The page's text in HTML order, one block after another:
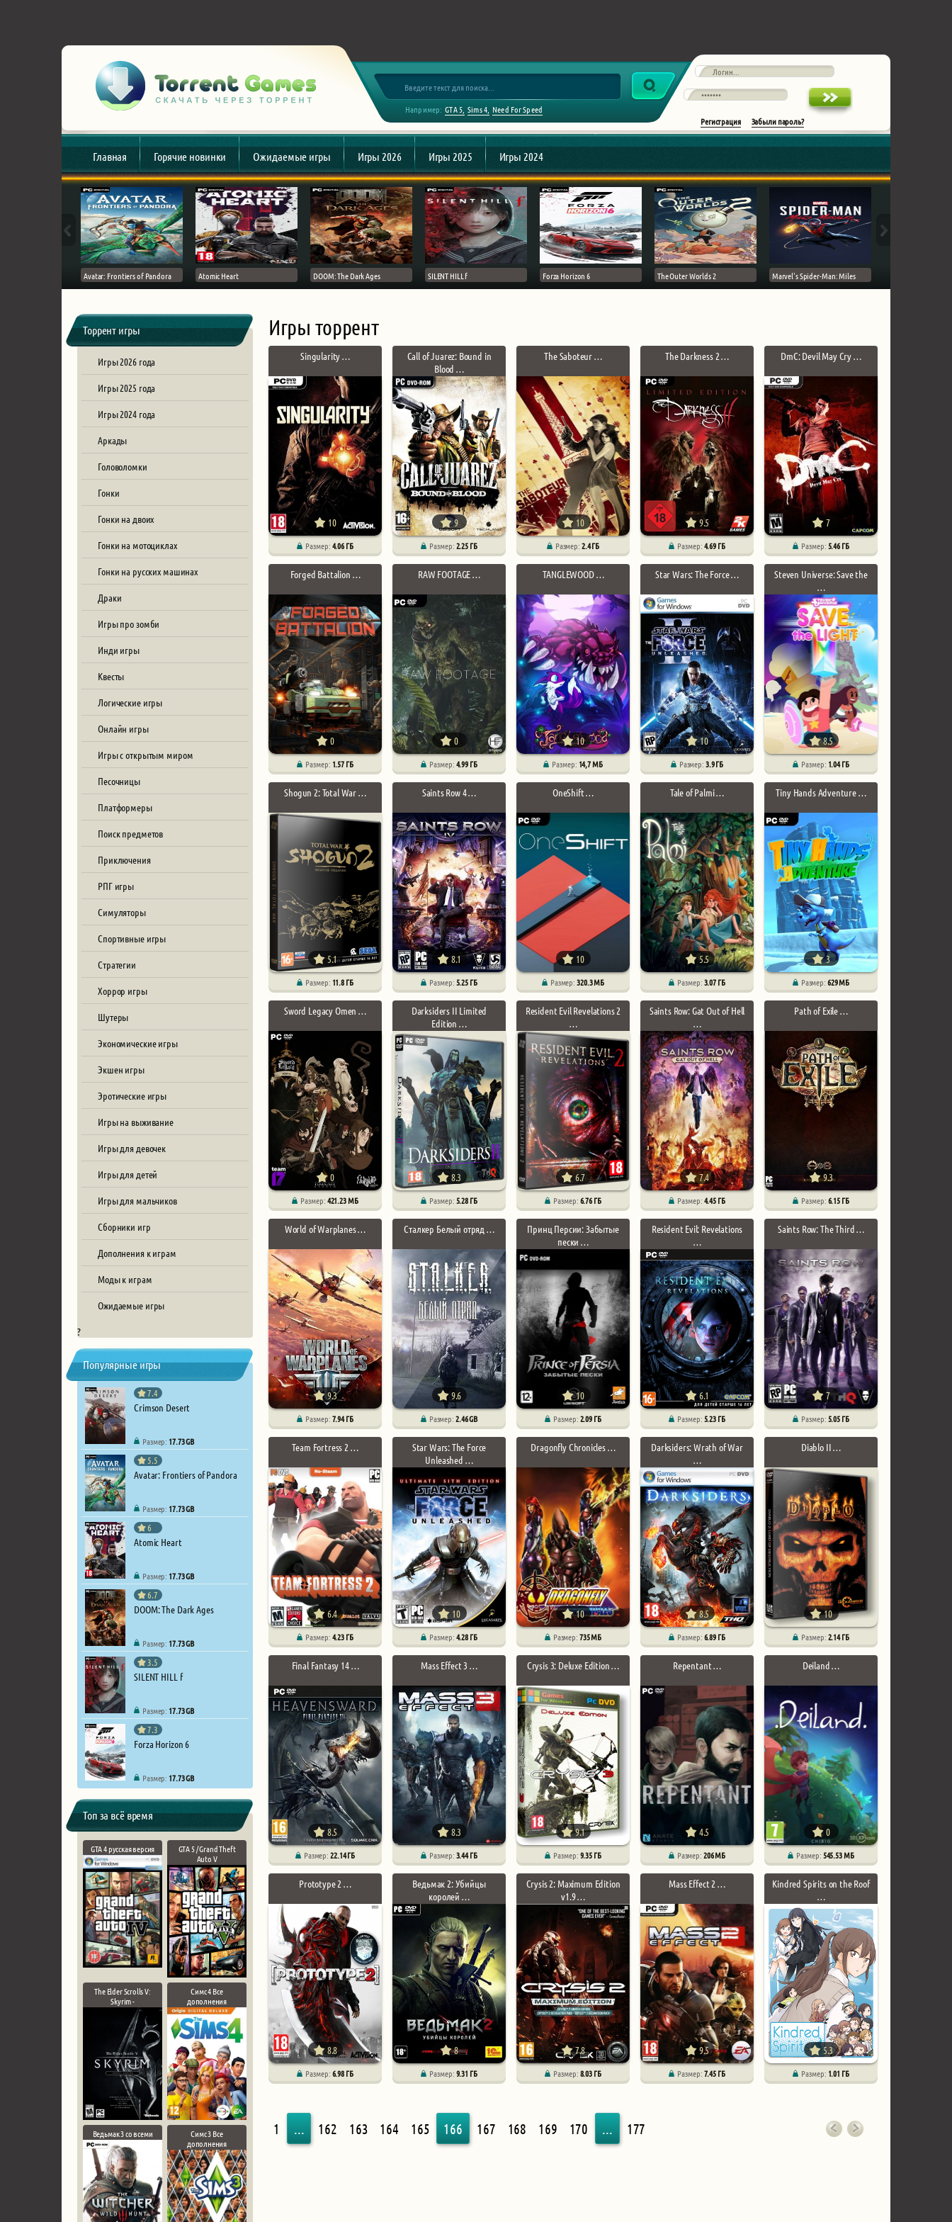
Например: GTA 5 Sims 4 Need For Speed
Регистрация
Забыли пароль?
Главная Горячие новинки Ожидаемые игры Игры 2026 Игры 2025 Игры 2024
Avatar: Frontiers of Pandora Atomic Heart DOOM: The Dark Ages SILENT HILL f Forza Horizon 6 The Outer Worlds 2 Marvel's Spider-Man: Miles
Торрент игры
Игры 2026 года
Игры 2025 года
Игры 2024 года
Аркады
Головоломки
Гонки
Гонки на двоих
Гонки на мотоциклах
Гонки на русских машинах
Драки
Игры про зомби
Инди игры
Квесты
Логические игры
Онлайн игры
Игры с открытым миром
Песочницы
Платформеры
Поиск предметов
Приключения
РПГ игры
Симуляторы
Спортивные игры
Стратегии
Хоррор игры
Шутеры
Экономические игры
Экшен игры
Эротические игры
Игры на выживание
Игры для девочек
Игры для детей
Игры для мальчиков
Сборники игр
Дополнения к играм
Моды к играм
Ожидаемые игры
?
Популярные игры
7.4
Crimson Desert
Размер: 17.73 GB
5.5
Avatar: Frontiers of Pandora
Размер: 17.73 GB
6
Atomic Heart
Размер: 17.73 GB
6.7
DOOM: The Dark Ages
Размер: 17.73 GB
3.5
SILENT HILL f
Размер: 17.73 GB
7.3
Forza Horizon 6
Размер: 17.73 GB
Топ за всё время
GTA 4 русская версия
GTA 5 / Grand Theft
Auto V
The Elder Scrolls V:
Skyrim -
Симс 4 Все
дополнения
Ведьмак 3 со всеми
Симс 3 Все
дополнения
Игры торрент
Singularity …
10
Размер:4.06 ГБ
Call of Juarez: Bound in
Blood …
9
Размер:2.25 ГБ
The Saboteur …
10
Размер:2.4 ГБ
The Darkness 2 …
9.5
Размер:4.69 ГБ
DmC: Devil May Cry …
7
Размер:5.46 ГБ
Forged Battalion …
0
Размер: 1.57 ГБ
RAW FOOTAGE …
0
Размер:4.99 ГБ
TANGLEWOOD …
10
Размер: 14,7 МБ
Star Wars: The Force …
10
Размер:3.9 ГБ
Steven Universe: Save the
…
8.5
Размер: 1.04 ГБ
Shogun 2: Total War …
5.1
Размер: 11.8 ГБ
Saints Row 4 …
8.1
Размер:5.25 ГБ
OneShift …
10
Размер:320.3 МБ
Tale of Palmi …
5.5
Размер:3.07 ГБ
Tiny Hands Adventure …
3
Размер:629 МБ
Sword Legacy Omen …
0
Размер:421.23 МБ
Darksiders II Limited
Edition …
8.3
Размер:5.28 ГБ
Resident Evil Revelations 2
…
6.7
Размер:6.76 ГБ
Saints Row: Gat Out of Hell
…
7.4
Размер:4.45 ГБ
Path of Exile …
9.3
Размер:6.15 ГБ
World of Warplanes …
9.3
Размер:7.94 ГБ
Сталкер Белый отряд …
9.6
Размер:2.46 GB
Принц Персии: Забытые
пески …
10
Размер:2.09 ГБ
Resident Evil: Revelations
…
6.1
Размер:5.23 ГБ
Saints Row: The Third …
7
Размер:5.05 ГБ
Team Fortress 2 …
6.4
Размер:4.23 ГБ
Star Wars: The Force
Unleashed …
10
Размер:4.28 ГБ
Dragonfly Chronicles …
10
Размер:735 МБ
Darksiders: Wrath of War
…
8.5
Размер:6.89 ГБ
Diablo II …
10
Размер:2.14 ГБ
Final Fantasy 14 …
8.5
Размер:22.14 ГБ
Mass Effect 3 …
8.3
Размер:3.44 ГБ
Crysis 3: Deluxe Edition …
9.1
Размер:9.35 ГБ
Repentant …
4.5
Размер:206 МБ
Deiland …
0
Размер:545.53 МБ
Prototype 2 …
8.8
Размер:6.98 ГБ
Ведьмак 2: Убийцы
королей …
8
Размер:9.31 ГБ
Crysis 2: Maximum Edition
v1.9 …
7.8
Размер:8.03 ГБ
Mass Effect 2 …
9.5
Размер:7.45 ГБ
Kindred Spirits on the Roof
…
5.3
Размер: 1.01 ГБ
1 ... 162 163 164 165 166 167 168 169 170 ... 177